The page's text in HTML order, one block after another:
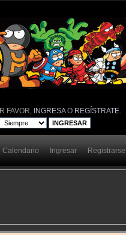
FAVOR, INGRESAO REGÍSTRATE
Calendario Ingresar Registrarse